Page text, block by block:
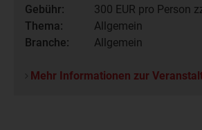
Gebühr:
300 EUR pro Person
Thema:
Allgemein
Branche:
Allgemein
Mehr Informationen zur